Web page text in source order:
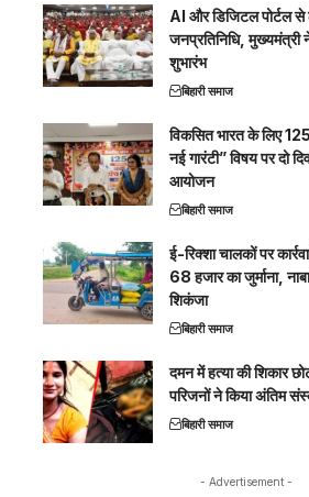
AI और डिजिटल पोर्टल से
जनप्रतिनिधि, मुख्यमंत्री
शुभारंभ
बिहारी समाज
विकसित भारत के लिए 125
नई गारंटी” विषय पर दो
आयोजन
बिहारी समाज
ई-रिक्शा चालकों पर
68 हजार का जुर्माना,
शिकंजा
बिहारी समाज
दमन में हत्या की शिकार
परिजनों ने किया अंतिम
बिहारी समाज
- Advertisement -